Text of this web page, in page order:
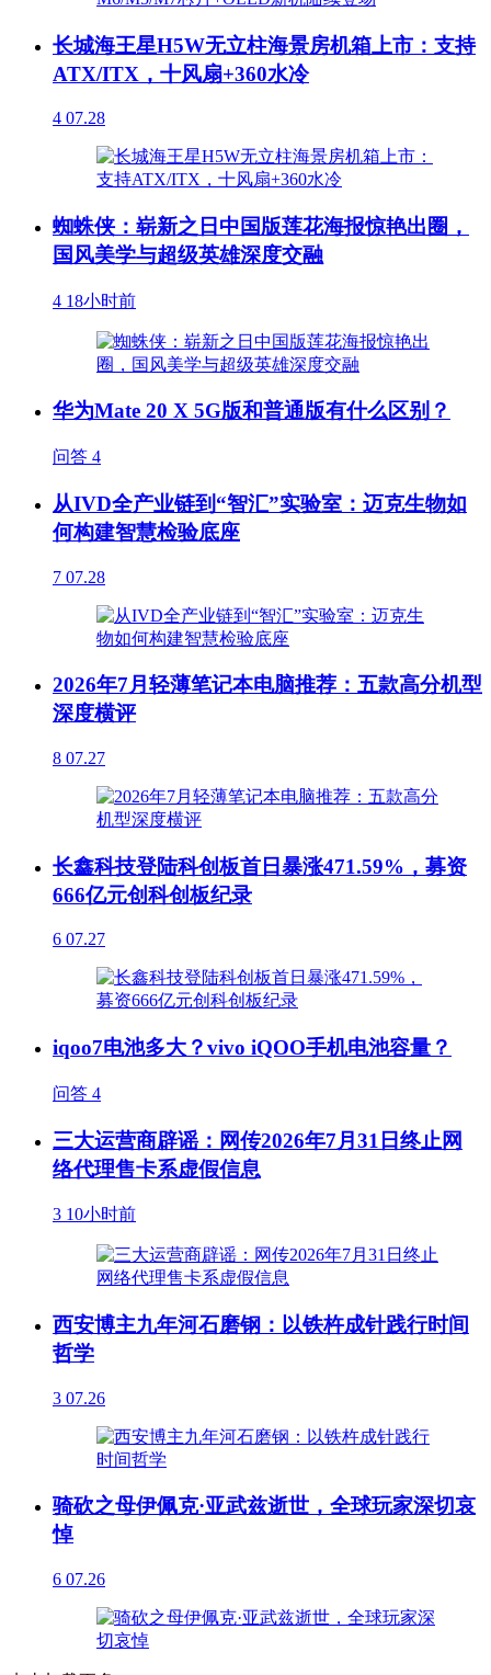
长城海王星H5W无立柱海景房机箱上市：支持
ATX/ITX，十风扇+360水冷
4 07.28
蜘蛛侠：崭新之日中国版莲花海报惊艳出圈，
国风美学与超级英雄深度交融
4 18小时前
华为Mate 20 X 5G版和普通版有什么区别？
问答 4
从IVD全产业链到“智汇”实验室：迈克生物如
何构建智慧检验底座
7 07.28
2026年7月轻薄笔记本电脑推荐：五款高分机型
深度横评
8 07.27
长鑫科技登陆科创板首日暴涨471.59%，募资
666亿元创科创板纪录
6 07.27
iqoo7电池多大？vivo iQOO手机电池容量？
问答 4
三大运营商辟谣：网传2026年7月31日终止网
络代理售卡系虚假信息
3 10小时前
西安博主九年河石磨钢：以铁杵成针践行时间
哲学
3 07.26
骑砍之母伊佩克·亚武兹逝世，全球玩家深切哀
悼
6 07.26